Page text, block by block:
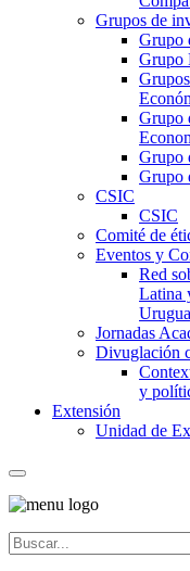
Grupos de
Grupo
Grupo
Grupo
Grupo
Grupo
CSIC
CSIC
Comité de
Eventos y
Red
Latina
Jornadas
Divuglación
y
Extensión
Unidad de